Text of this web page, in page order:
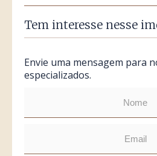
Tem interesse nesse
Envie uma mensagem para
especializados.